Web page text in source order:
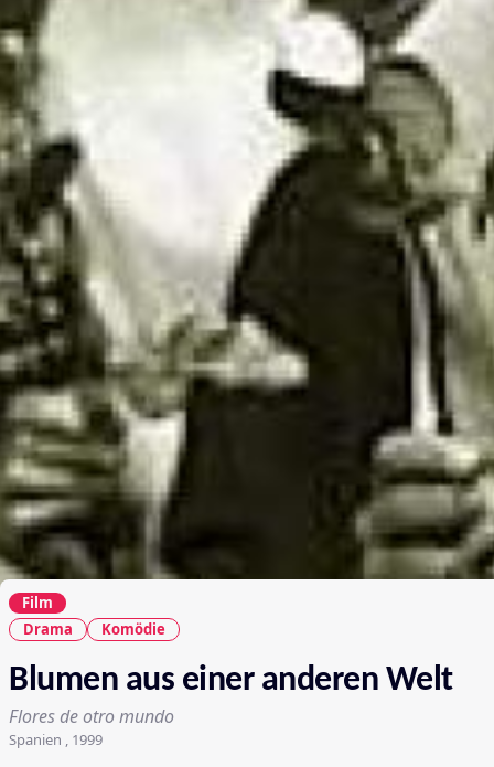
Film
Drama
Komödie
Blumen aus einer anderen Welt
Flores de otro mundo
Spanien , 1999